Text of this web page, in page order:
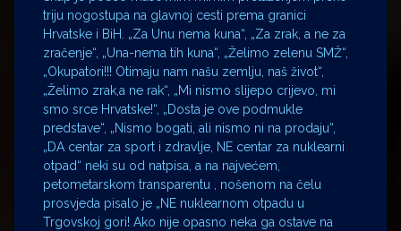
triju nogostupa na glavnoj cesti prema granici
Hrvatske i BiH. „Za Unu nema kuna“, „Za zrak, a ne za
zračenje“, „Una-nema tih kuna“, „Želimo zelenu SMŽ“,
„Okupatori!!! Otimaju nam našu zemlju, naš život“,
„Želimo zrak,a ne rak“, „Mi nismo slijepo crijevo, mi
smo srce Hrvatske!“, „Dosta je ove podmukle
predstave“, „Nismo bogati, ali nismo ni na prodaju“,
„DA centar za sport i zdravlje, NE centar za nuklearni
otpad“ neki su od natpisa, a na najvećem,
petometarskom transparentu , nošenom na čelu
prosvjeda pisalo je „NE nuklearnom otpadu u
Trgovskoj gori! Ako nije opasno neka ga ostave na